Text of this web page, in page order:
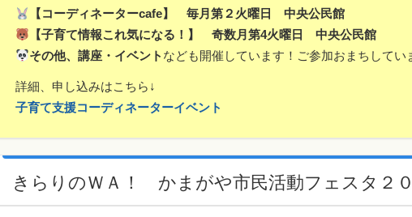
【コーディネーターcafe】 毎月第２火曜日 中央公民館
【子育て情報これ気になる！】 奇数月第4火曜日 中央公民館
その他、講座・イベント なども開催しています！ご参加おまちしてい
詳細、申し込みはこちら↓
子育て支援コーディネーターイベント
きらりのＷＡ！ かまがや市民活動フェスタ２